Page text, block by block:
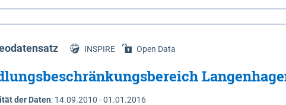
Niedersachsen (vgl. Abb. 4-1) entlang der Elbe zwischen
472,5 bei Schnackenburg bis 569 bei Lauenburg). Das
Dannenberg und Lüneburg.
INSPIRE Open Data
der Daten: 14.09.2010 - 01.01.2016